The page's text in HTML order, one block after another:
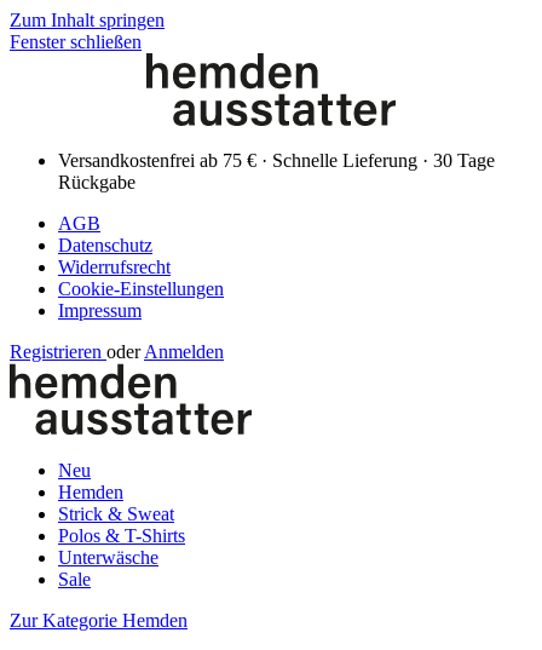
Zum Inhalt springen
Fenster schließen
Versandkostenfrei ab 75 € · Schnelle Lieferung · 30 Tage
Rückgabe
AGB
Datenschutz
Widerrufsrecht
Cookie-Einstellungen
Impressum
Registrieren oder Anmelden
Neu
Hemden
Strick & Sweat
Polos & T-Shirts
Unterwäsche
Sale
Zur Kategorie Hemden